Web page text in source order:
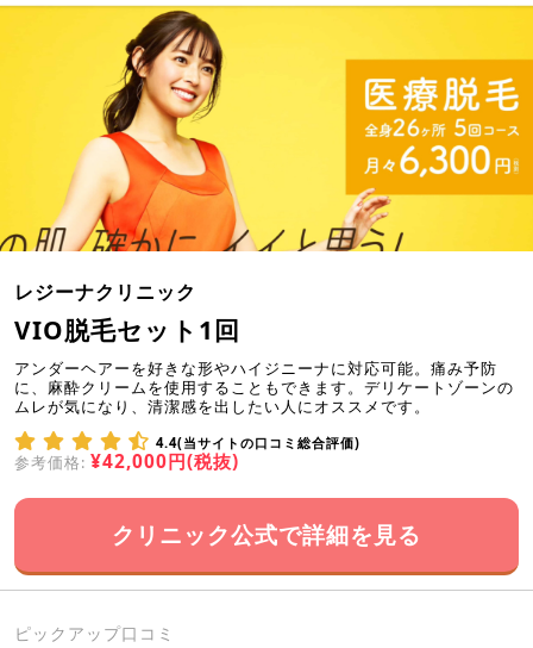
レジーナクリニック
VIO脱毛セット1回
アンダーヘアーを好きな形やハイジニーナに対応可能。痛み予防
に、麻酔クリームを使用することもできます。デリケートゾーンの
ムレが気になり、清潔感を出したい人にオススメです。
4.4(当サイトの口コミ総合評価)
参考価格: ¥42,000円(税抜)
クリニック公式で詳細を見る
ピックアップ口コミ